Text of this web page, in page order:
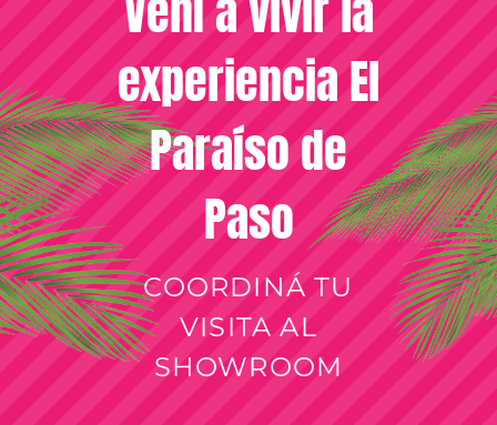
experiencia El
Paraíso de
Paso
COORDINÁ TU
VISITA AL
SHOWROOM